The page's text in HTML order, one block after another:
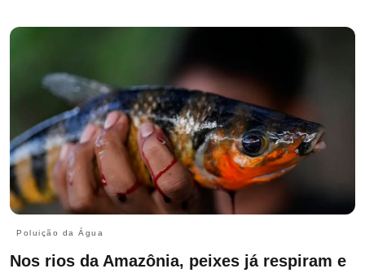
Poluição da Água
Nos rios da Amazônia, peixes já respiram e